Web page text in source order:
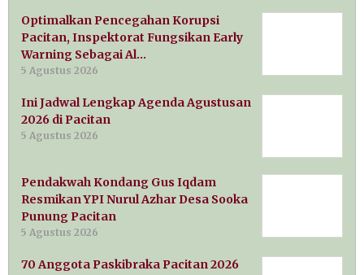
Optimalkan Pencegahan Korupsi
Pacitan, Inspektorat Fungsikan Early
Warning Sebagai Al…
5 Agustus 2026
Ini Jadwal Lengkap Agenda Agustusan
2026 di Pacitan
5 Agustus 2026
Pendakwah Kondang Gus Iqdam
Resmikan YPI Nurul Azhar Desa Sooka
Punung Pacitan
5 Agustus 2026
70 Anggota Paskibraka Pacitan 2026